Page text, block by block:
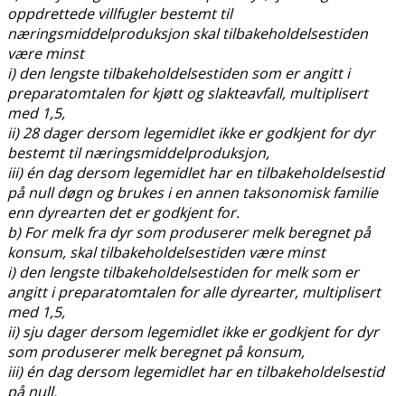
oppdrettede villfugler bestemt til
næringsmiddelproduksjon skal tilbakeholdelsestiden
være minst
i) den lengste tilbakeholdelsestiden som er angitt i
preparatomtalen for kjøtt og slakteavfall, multiplisert
med 1,5,
ii) 28 dager dersom legemidlet ikke er godkjent for dyr
bestemt til næringsmiddelproduksjon,
iii) én dag dersom legemidlet har en tilbakeholdelsestid
på null døgn og brukes i en annen taksonomisk familie
enn dyrearten det er godkjent for.
b) For melk fra dyr som produserer melk beregnet på
konsum, skal tilbakeholdelsestiden være minst
i) den lengste tilbakeholdelsestiden for melk som er
angitt i preparatomtalen for alle dyrearter, multiplisert
med 1,5,
ii) sju dager dersom legemidlet ikke er godkjent for dyr
som produserer melk beregnet på konsum,
iii) én dag dersom legemidlet har en tilbakeholdelsestid
på null.